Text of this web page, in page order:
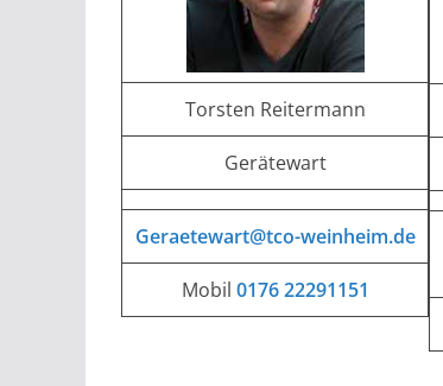
Torsten Reitermann
Gerätewart
Geraetewart@tco-weinheim.de
Mobil 0176 22291151